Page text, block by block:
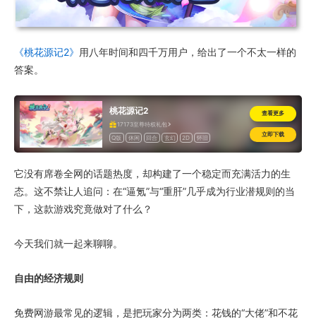
《桃花源记2》 用八年时间和四千万用户，给出了一个不太一样的
答案。
桃花源记2
17173至尊特权礼包
Q版
休闲 回合 玄幻 2D 怀旧
查看更多
立即下载
它没有席卷全网的话题热度，却构建了一个稳定而充满活力的生
态。这不禁让人追问：在“逼氪”与“重肝”几乎成为行业潜规则的当
下，这款游戏究竟做对了什么？
今天我们就一起来聊聊。
自由的经济规则
免费网游最常见的逻辑，是把玩家分为两类：花钱的“大佬”和不花